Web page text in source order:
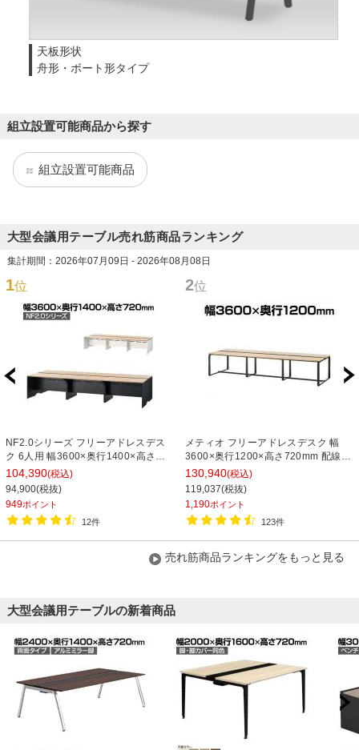
天板形状
舟形・ボート形タイプ
組立設置可能商品から探す
組立設置可能商品
大型会議用テーブル売れ筋商品ランキング
集計期間：2026年07月09日 - 2026年08月08日
1位
NF2.0シリーズ フリーアドレスデス
ク 6人用 幅3600×奥行1400×高さ
720mm 配線ボックス付き ミーティ
ングテーブル 会議用テーブル
104,390(税込)
94,900(税抜)
949ポイント
12件
2位
メティオ フリーアドレスデスク 幅
3600×奥行1200×高さ720mm 配線ボ
ックス付き ミーティングテーブル 会
議用テーブル
130,940(税込)
119,037(税抜)
1,190ポイント
123件
売れ筋商品ランキングをもっと見る
大型会議用テーブルの新着商品